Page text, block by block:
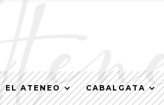
EL ATENEO CABALGATA